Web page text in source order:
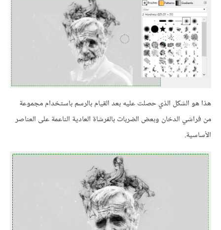
هذا هو الشكل الذي حصلت عليه بعد القيام بالرسم باستخدام مجموعة
من فراشي الدخان وبعض الضربات بالفرشاة العادية الناعمة على العناصر
الأساسية.